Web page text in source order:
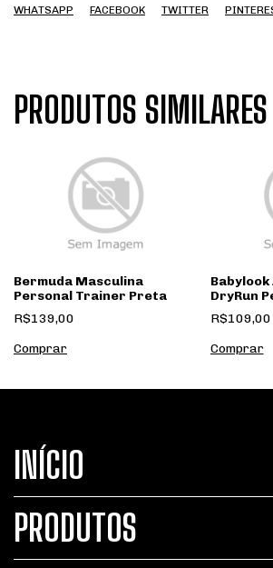
WHATSAPP FACEBOOK TWITTER
PRODUTOS SIMILARES
Bermuda Masculina
Personal Trainer Preta
R$139,00
Comprar
DryRun
Preta
R$109,00
Comprar
INÍCIO
PRODUTOS